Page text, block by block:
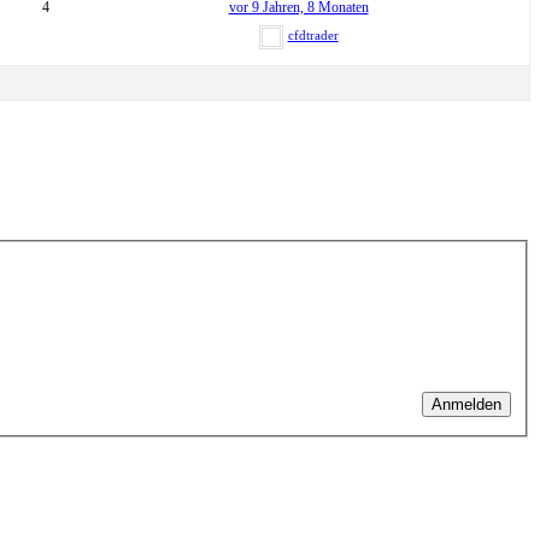
4 vor 9 Jahren, 8 Monaten
cfdtrader
Anmelden